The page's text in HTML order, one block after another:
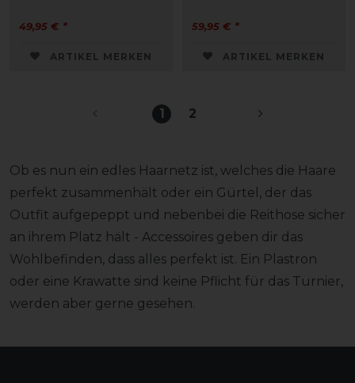
49,95 € *
ARTIKEL MERKEN
59,95 € *
ARTIKEL MERKEN
1 2
Ob es nun ein edles Haarnetz ist, welches die Haare
perfekt zusammenhält oder ein Gürtel, der das
Outfit aufgepeppt und nebenbei die Reithose sicher
an ihrem Platz hält - Accessoires geben dir das
Wohlbefinden, dass alles perfekt ist. Ein Plastron
oder eine Krawatte sind keine Pflicht für das Turnier,
werden aber gerne gesehen.